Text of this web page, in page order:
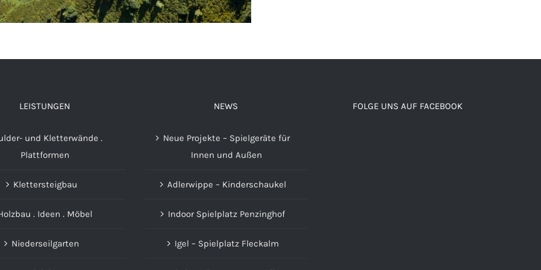
LEISTUNGEN
und Kletterwände .
Plattformen
Klettersteigbau
. Ideen . Möbel
Niederseilgarten
NEWS
Neue Projekte – Spielgeräte für
Innen und Außen
Adlerwippe – Kinderschaukel
Indoor Spielplatz Penzinghof
Igel – Spielplatz Fleckalm
FOLGE UNS AUF FACEBOOK